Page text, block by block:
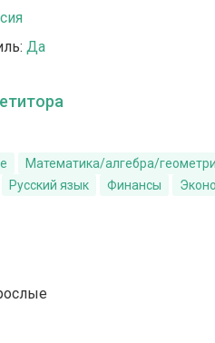
Да
Математика/алгебра/
Русский язык Финансы